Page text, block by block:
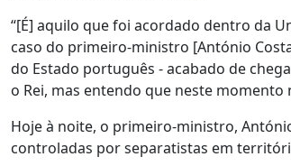
“[É] aquilo que foi acordado dentro da
caso do primeiro-ministro [António
do Estado português - acabado de
o Rei, mas entendo que neste
Hoje à noite, o primeiro-ministro,
controladas por separatistas em